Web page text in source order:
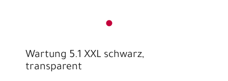
Wartung 5.1 XXL schwarz,
transparent